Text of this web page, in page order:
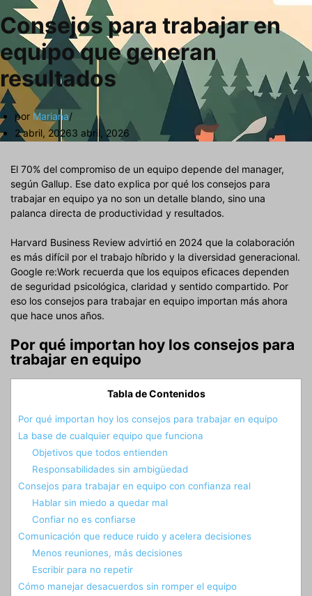
Consejos para trabajar en
equipo que generan
resultados
por Mariana
2 abril, 20263 abril, 2026
El 70% del compromiso de un equipo depende del manager,
según Gallup. Ese dato explica por qué los consejos para
trabajar en equipo ya no son un detalle blando, sino una
palanca directa de productividad y resultados.
Harvard Business Review advirtió en 2024 que la colaboración
es más difícil por el trabajo híbrido y la diversidad generacional.
Google re:Work recuerda que los equipos eficaces dependen
de seguridad psicológica, claridad y sentido compartido. Por
eso los consejos para trabajar en equipo importan más ahora
que hace unos años.
Por qué importan hoy los consejos para
trabajar en equipo
Tabla de Contenidos
Por qué importan hoy los consejos para trabajar en equipo
La base de cualquier equipo que funciona
Objetivos que todos entienden
Responsabilidades sin ambigüedad
Consejos para trabajar en equipo con confianza real
Hablar sin miedo a quedar mal
Confiar no es confiarse
Comunicación que reduce ruido y acelera decisiones
Menos reuniones, más decisiones
Escribir para no repetir
Cómo manejar desacuerdos sin romper el equipo